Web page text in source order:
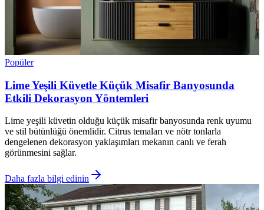
Popüler
Lime Yeşili Küvetle Küçük Misafir Banyosunda
Etkili Dekorasyon Yöntemleri
Lime yeşili küvetin olduğu küçük misafir banyosunda renk uyumu
ve stil bütünlüğü önemlidir. Citrus temaları ve nötr tonlarla
dengelenen dekorasyon yaklaşımları mekanın canlı ve ferah
görünmesini sağlar.
Daha fazla bilgi edinin